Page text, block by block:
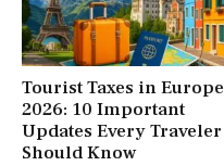
Tourist Taxes in Europe
2026: 10 Important
Updates Every Traveler
Should Know